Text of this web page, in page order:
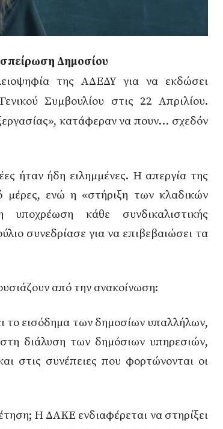
Δημοσίου
της ΑΔΕΔΥ για να εκδώσει
Συμβουλίου στις 22 Απριλίου.
κατάφεραν να πουν… σχεδόν
ήταν ήδη ειλημμένες. Η απεργία της
μέρες, ενώ η «στήριξη των κλαδικών
υποχρέωση κάθε συνδικαλιστικής
συνεδρίασε για να επιβεβαιώσει τα
από την ανακοίνωση:
το εισόδημα των δημοσίων υπαλλήλων,
διάλυση των δημόσιων υπηρεσιών,
στις συνέπειες που φορτώνονται οι
Η ΔΑΚΕ ενδιαφέρεται να στηρίξει